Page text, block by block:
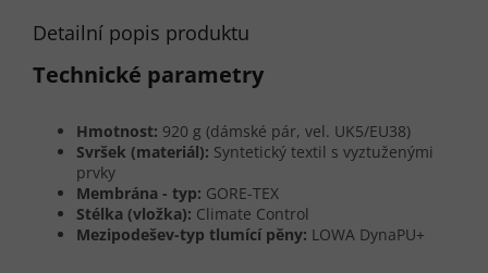
Detailní popis produktu
Technické parametry
Hmotnost: 920 g (dámské pár, vel. UK5/EU38)
Svršek (materiál): Syntetický textil s vyztuženými
prvky
Membrána - typ: GORE-TEX
Stélka (vložka): Climate Control
Mezipodešev-typ tlumící pěny: LOWA DynaPU+